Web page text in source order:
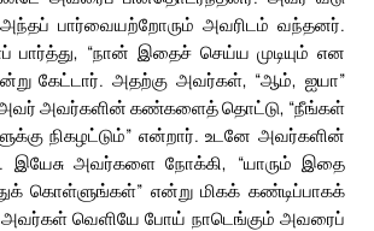
அந்தப் பார்வையற்றோரும் அவரிடம் வந்தனர்.
பார்த்து, “நான் இதைச் செய்ய முடியும் என
என்று கேட்டார். அதற்கு அவர்கள், “ஆம், ஐயா”
அவர் அவர்களின் கண்களைத் தொட்டு, “நீங்கள்
நிகழட்டும்” என்றார். உடனே அவர்களின்
அவர்களை நோக்கி, “யாரும் இதை
கொள்ளுங்கள்” என்று மிகக் கண்டிப்பாகக்
அவர்கள் வெளியே போய் நாடெங்கும் அவரைப்